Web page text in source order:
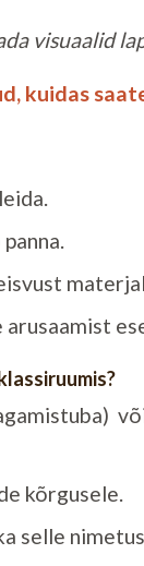
visuaalid
kuidas
arusaamist
kõrgusele.
selle